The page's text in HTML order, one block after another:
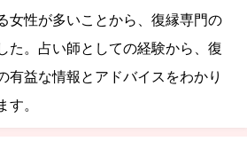
女性が多いことから、復縁専門の
た。占い師としての経験から、復
有益な情報とアドバイスをわかり
す。